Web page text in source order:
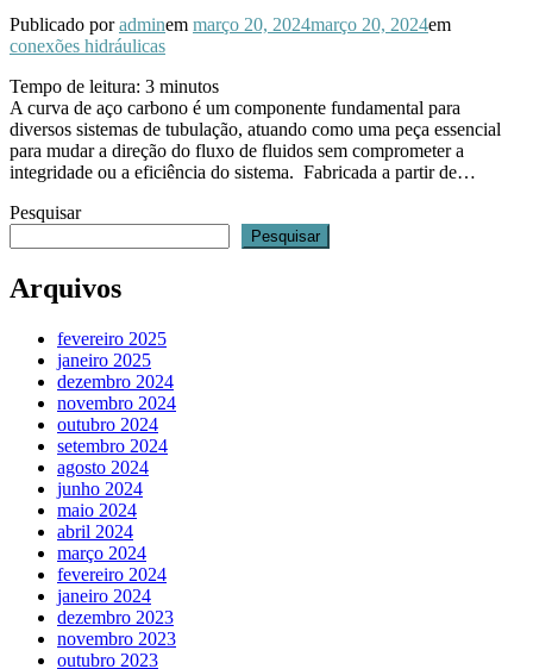
Publicado poradminem março 20, 2024março 20, 2024em
conexões hidráulicas
Tempo de leitura: 3 minutos
A curva de aço carbono é um componente fundamental para
diversos sistemas de tubulação, atuando como uma peça essencial
para mudar a direção do fluxo de fluidos sem comprometer a
integridade ou a eficiência do sistema. Fabricada a partir de…
Pesquisar
Pesquisar
Arquivos
fevereiro 2025
janeiro 2025
dezembro 2024
novembro 2024
outubro 2024
setembro 2024
agosto 2024
junho 2024
maio 2024
abril 2024
março 2024
fevereiro 2024
janeiro 2024
dezembro 2023
novembro 2023
outubro 2023